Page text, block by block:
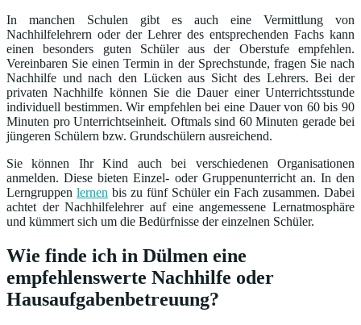
In manchen Schulen gibt es auch eine Vermittlung von
Nachhilfelehrern oder der Lehrer des entsprechenden Fachs kann
einen besonders guten Schüler aus der Oberstufe empfehlen.
Vereinbaren Sie einen Termin in der Sprechstunde, fragen Sie nach
Nachhilfe und nach den Lücken aus Sicht des Lehrers. Bei der
privaten Nachhilfe können Sie die Dauer einer Unterrichtsstunde
individuell bestimmen. Wir empfehlen bei eine Dauer von 60 bis 90
Minuten pro Unterrichtseinheit. Oftmals sind 60 Minuten gerade bei
jüngeren Schülern bzw. Grundschülern ausreichend.
Sie können Ihr Kind auch bei verschiedenen Organisationen
anmelden. Diese bieten Einzel- oder Gruppenunterricht an. In den
Lerngruppen lernen bis zu fünf Schüler ein Fach zusammen. Dabei
achtet der Nachhilfelehrer auf eine angemessene Lernatmosphäre
und kümmert sich um die Bedürfnisse der einzelnen Schüler.
Wie finde ich in Dülmen eine
empfehlenswerte Nachhilfe oder
Hausaufgabenbetreuung?